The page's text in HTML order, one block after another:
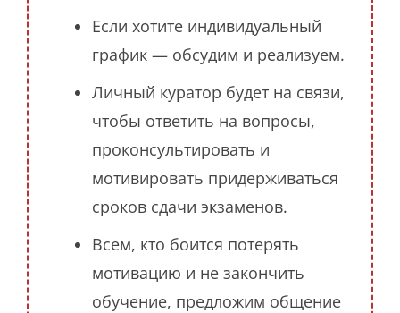
Если хотите индивидуальный
график — обсудим и реализуем.
Личный куратор будет на связи,
чтобы ответить на вопросы,
проконсультировать и
мотивировать придерживаться
сроков сдачи экзаменов.
Всем, кто боится потерять
мотивацию и не закончить
обучение, предложим общение